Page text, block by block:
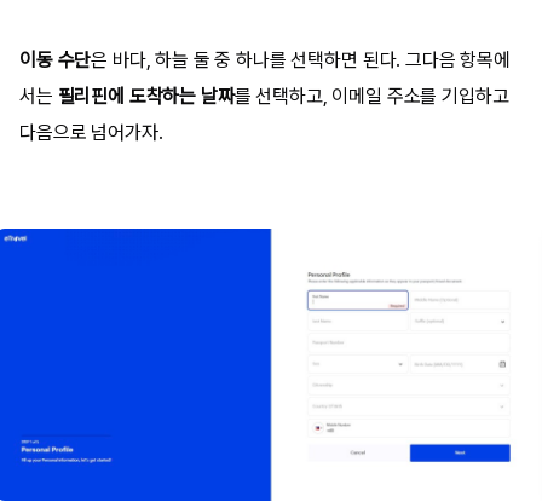
이동 수단은 바다, 하늘 둘 중 하나를 선택하면 된다. 그다음 항목에
서는 필리핀에 도착하는 날짜를 선택하고, 이메일 주소를 기입하고
다음으로 넘어가자.